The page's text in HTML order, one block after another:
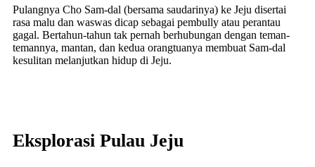
Pulangnya Cho Sam-dal (bersama saudarinya) ke Jeju disertai
rasa malu dan waswas dicap sebagai pembully atau perantau
gagal. Bertahun-tahun tak pernah berhubungan dengan teman-
temannya, mantan, dan kedua orangtuanya membuat Sam-dal
kesulitan melanjutkan hidup di Jeju.
Eksplorasi Pulau Jeju